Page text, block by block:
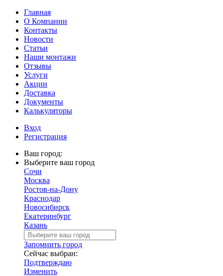
Главная
О Компании
Контакты
Новости
Статьи
Наши монтажи
Отзывы
Услуги
Акции
Доставка
Документы
Калькуляторы
Вход
Регистрация
Ваш город:
Выберите ваш город
Сочи
Москва
Ростов-на-Дону
Краснодар
Новосибирск
Екатеринбург
Казань
Запомнить город
Сейчас выбран:
Подтверждаю
Изменить